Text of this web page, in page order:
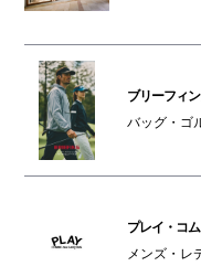
ブリーフィ
バッグ・ゴ
プレイ・コ
メンズ・レ